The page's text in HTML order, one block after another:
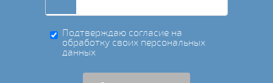
Подтверждаю согласие на
обработку своих персональных
данных